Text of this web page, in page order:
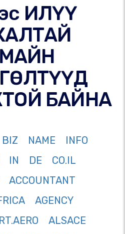
ИЛҮҮ
БАЙНА
BIZ NAME
INFO
IN DE
CO.IL
ACCOUNTANT
AGENCY
ALSACE